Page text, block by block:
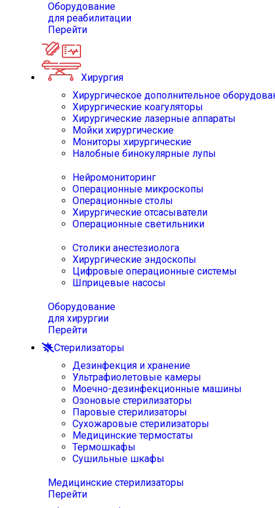
Оборудование
для реабилитации
Перейти
Хирургия
Хирургическое дополнительное
Хирургические коагуляторы
Хирургические лазерные аппараты
Мойки хирургические
Мониторы хирургические
Налобные бинокулярные лупы
Нейромониторинг
Операционные микроскопы
Операционные столы
Хирургические отсасыватели
Операционные светильники
Столики анестезиолога
Хирургические эндоскопы
Цифровые операционные системы
Шприцевые насосы
Оборудование
для хирургии
Перейти
Стерилизаторы
Дезинфекция и хранение
Ультрафиолетовые камеры
Моечно-дезинфекционные машины
Озоновые стерилизаторы
Паровые стерилизаторы
Сухожаровые стерилизаторы
Медицинские термостаты
Термошкафы
Сушильные шкафы
Медицинские стерилизаторы
Перейти